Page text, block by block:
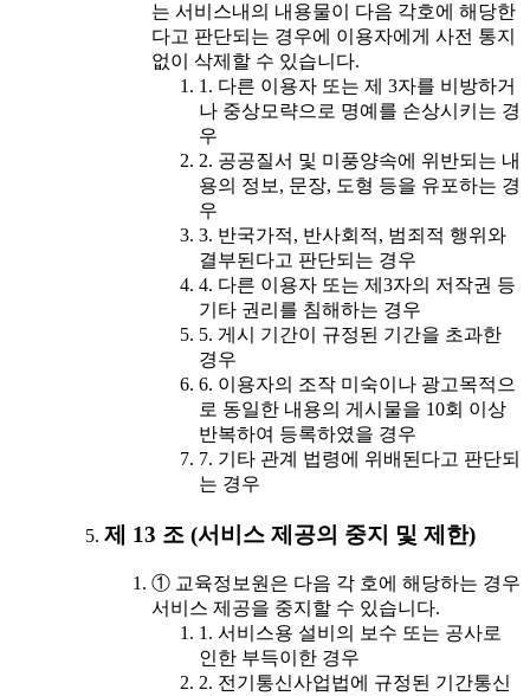
는 서비스내의 내용물이 다음 각호에 해당한
다고 판단되는 경우에 이용자에게 사전 통지
없이 삭제할 수 있습니다.
1. 다른 이용자 또는 제 3자를 비방하거
나 중상모략으로 명예를 손상시키는 경
우
2. 공공질서 및 미풍양속에 위반되는 내
용의 정보, 문장, 도형 등을 유포하는 경
우
3. 반국가적, 반사회적, 범죄적 행위와
결부된다고 판단되는 경우
4. 다른 이용자 또는 제3자의 저작권 등
기타 권리를 침해하는 경우
5. 게시 기간이 규정된 기간을 초과한
경우
6. 이용자의 조작 미숙이나 광고목적으
로 동일한 내용의 게시물을 10회 이상
반복하여 등록하였을 경우
7. 기타 관계 법령에 위배된다고 판단되
는 경우
제 13 조 (서비스 제공의 중지 및 제한)
① 교육정보원은 다음 각 호에 해당하는 경우
서비스 제공을 중지할 수 있습니다.
1. 서비스용 설비의 보수 또는 공사로
인한 부득이한 경우
2. 전기통신사업법에 규정된 기간통신